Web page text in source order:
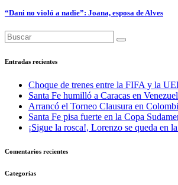
“Dani no violó a nadie”: Joana, esposa de Alves
Entradas recientes
Choque de trenes entre la FIFA y la
Santa Fe humilló a Caracas en
Arrancó el Torneo Clausura en
Santa Fe pisa fuerte en la Copa
¡Sigue la rosca!, Lorenzo se queda en
Comentarios recientes
Categorías